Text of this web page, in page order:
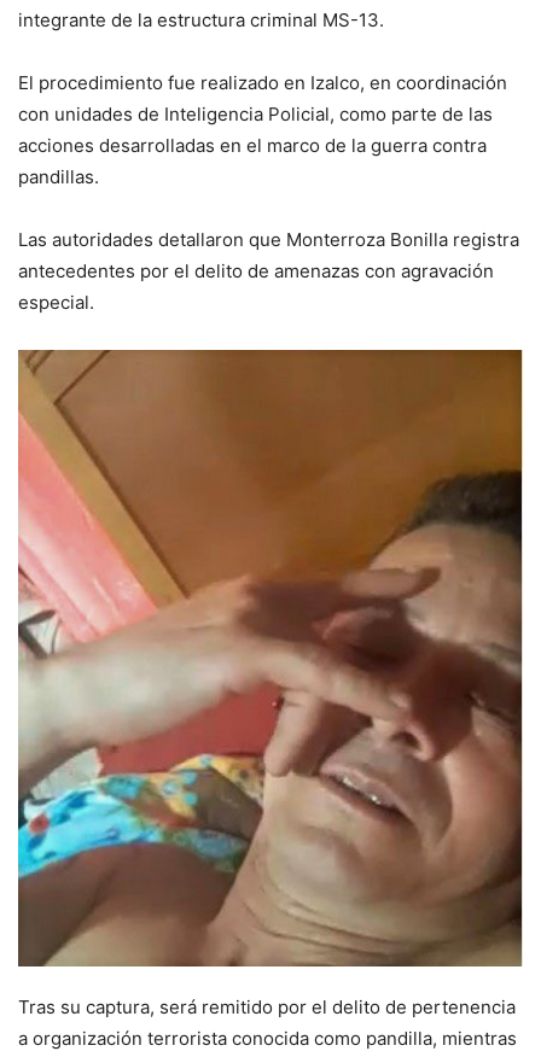
integrante de la estructura criminal MS-13.
El procedimiento fue realizado en Izalco, en coordinación
con unidades de Inteligencia Policial, como parte de las
acciones desarrolladas en el marco de la guerra contra
pandillas.
Las autoridades detallaron que Monterroza Bonilla registra
antecedentes por el delito de amenazas con agravación
especial.
Tras su captura, será remitido por el delito de pertenencia
a organización terrorista conocida como pandilla, mientras